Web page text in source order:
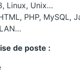
Linux, Unix…
PHP, MySQL,
de poste :